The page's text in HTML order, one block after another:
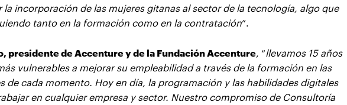
incorporación de las mujeres gitanas al sector de la tecnología, algo que
tanto en la formación como en la contratación”.
presidente de Accenture y de la Fundación Accenture, “llevamos 15 años
vulnerables a mejorar su empleabilidad a través de la formación en las
de cada momento. Hoy en día, la programación y las habilidades digitales
en cualquier empresa y sector. Nuestro compromiso de Consultoría